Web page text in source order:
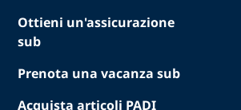
Ottieni un'assicurazione
sub
Prenota una vacanza sub
Acquista articoli PADI